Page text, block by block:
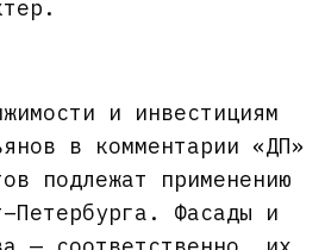
и инвестициям
в комментарии «ДП»
подлежат применению
Фасады и